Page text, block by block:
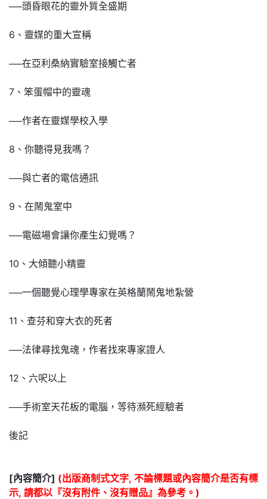
──頭昏眼花的靈外質全盛期
6、靈媒的重大宣稱
──在亞利桑納實驗室接觸亡者
7、笨蛋帽中的靈魂
──作者在靈媒學校入學
8、你聽得見我嗎？
──與亡者的電信通訊
9、在鬧鬼室中
──電磁場會讓你產生幻覺嗎？
10、大傾聽小精靈
──一個聽覺心理學專家在英格蘭鬧鬼地紮營
11、查芬和穿大衣的死者
──法律尋找鬼魂，作者找來專家證人
12、六呎以上
──手術室天花板的電腦，等待瀕死經驗者
後記
[內容簡介] (出版商制式文字, 不論標題或內容簡介是否有標
示, 請都以『沒有附件、沒有贈品』為參考。)